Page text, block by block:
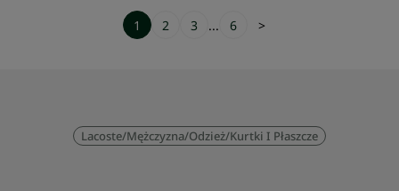
1 2 3 ... 6 >
Lacoste/Mężczyzna/Odzież/Kurtki I Płaszcze